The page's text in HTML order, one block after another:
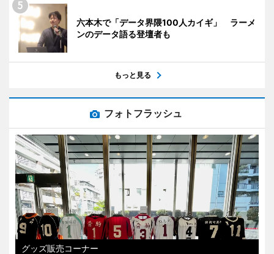
六本木で「データ界隈100人カイギ」 ラーメ
ンのデータ語る登壇者も
もっと見る
フォトフラッシュ
グッズ販売コーナー